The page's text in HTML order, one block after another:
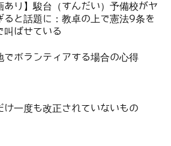
あり】駿台（すんだい）予備校がヤ
ると話題に：教卓の上で憲法9条を
叫ばせている
でボランティアする場合の心得
け一度も改正されていないもの